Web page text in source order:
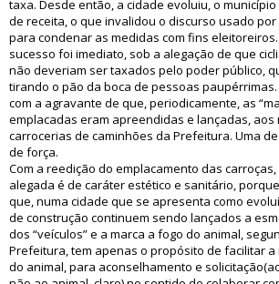
taxa. Desde então, a cidade evoluiu, o
de receita, o que invalidou o discurso usado
para condenar as medidas com fins
sucesso foi imediato, sob a alegação de que
não deveriam ser taxados pelo poder público,
tirando o pão da boca de pessoas paupérrimas.
com a agravante de que, periodicamente, as
emplacadas eram apreendidas e lançadas, aos
carrocerias de caminhões da Prefeitura. Uma
de força.
Com a reedição do emplacamento das
alegada é de caráter estético e sanitário,
que, numa cidade que se apresenta como
de construção continuem sendo lançados a
dos “veículos” e a marca a fogo do animal,
Prefeitura, tem apenas o propósito de facilitar
do animal, para aconselhamento e